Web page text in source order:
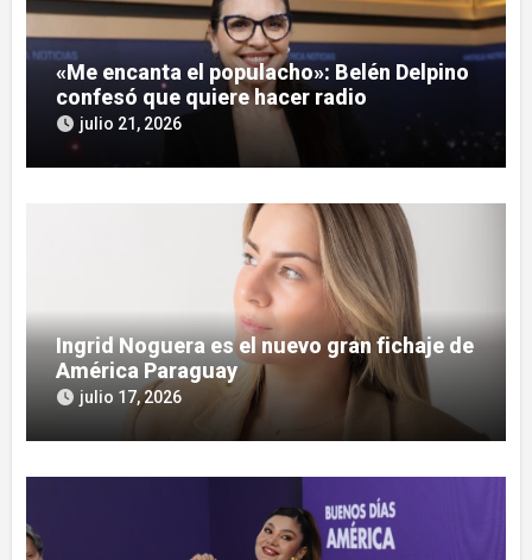
«Me encanta el populacho»: Belén Delpino
confesó que quiere hacer radio
julio 21, 2026
Ingrid Noguera es el nuevo gran fichaje de
América Paraguay
julio 17, 2026